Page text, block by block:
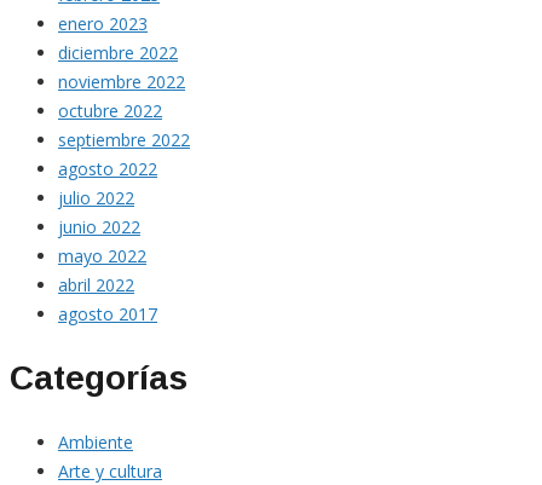
enero 2023
diciembre 2022
noviembre 2022
octubre 2022
septiembre 2022
agosto 2022
julio 2022
junio 2022
mayo 2022
abril 2022
agosto 2017
Categorías
Ambiente
Arte y cultura